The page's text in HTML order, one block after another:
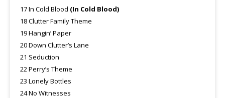
17 In Cold Blood (In Cold Blood)
18 Clutter Family Theme
19 Hangin’ Paper
20 Down Clutter’s Lane
21 Seduction
22 Perry’s Theme
23 Lonely Bottles
24 No Witnesses